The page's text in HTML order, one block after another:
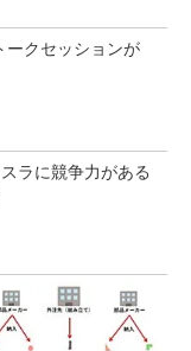
ークセッションが
ラに競争力がある